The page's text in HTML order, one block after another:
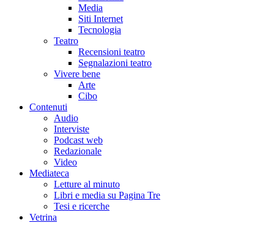
Media
Siti Internet
Tecnologia
Teatro
Recensioni teatro
Segnalazioni teatro
Vivere bene
Arte
Cibo
Contenuti
Audio
Interviste
Podcast web
Redazionale
Video
Mediateca
Letture al minuto
Libri e media su Pagina Tre
Tesi e ricerche
Vetrina